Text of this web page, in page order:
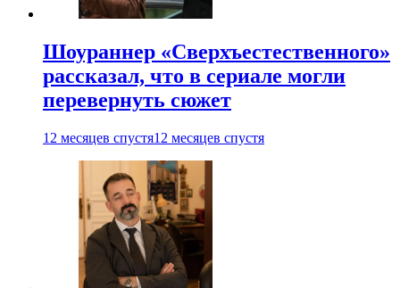
Шоураннер «Сверхъестественного»
рассказал, что в сериале могли
перевернуть сюжет
12 месяцев спустя12 месяцев спустя